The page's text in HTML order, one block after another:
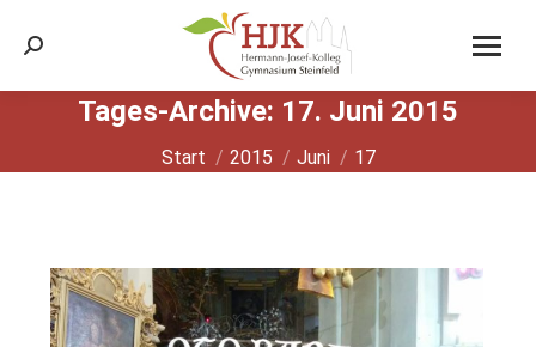
Search:
Tages-Archive: 17. Juni 2015
Sie befinden sich hier:
Start 2015 Juni 17